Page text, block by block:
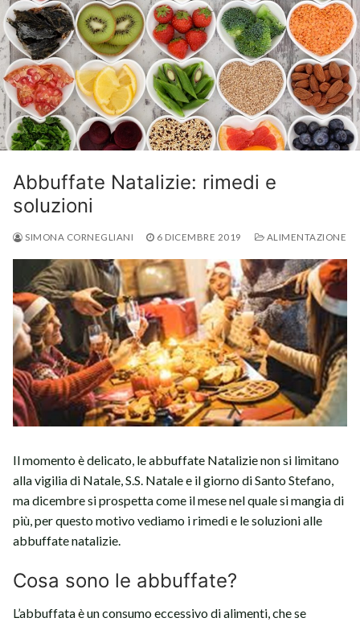
Abbuffate Natalizie: rimedi e
soluzioni
SIMONA CORNEGLIANI 6 DICEMBRE 2019 ALIMENTAZIONE
Il momento è delicato, le abbuffate Natalizie non si limitano
alla vigilia di Natale, S.S. Natale e il giorno di Santo Stefano,
ma dicembre si prospetta come il mese nel quale si mangia di
più, per questo motivo vediamo i rimedi e le soluzioni alle
abbuffate natalizie.
Cosa sono le abbuffate?
L’abbuffata è un consumo eccessivo di alimenti, che se